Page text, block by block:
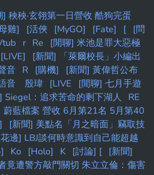
] 秧秧·玄翎第一日營收 酷狗完蛋
雞] [活俠 [MyGO] [Fate] [
[問
r Re
[閒聊] 米池是罪大惡極
[LIVE]
[新聞] 「萊爾校長」小編出
音 R [購機]
[新聞] 黃偉哲公布
語音 殷瑋
[LIVE
[閒聊] 七月手遊
Siegel：追求苦命的剩下湖人
RE
蔚藍檔案 營收 6月第21名 5月第40
[新聞] 美點名「月之暗面」竊取技
邊] LBJ談何時意識到自己能超越
Ko [Holo] K [討論] [
[新聞]
竟遭警方敲門關切 朱立立倫：傷害